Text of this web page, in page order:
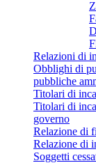
Relazioni di
Obblighi di
pubbliche
Titolari di
Titolari di
governo
Relazione di
Relazione di
Soggetti